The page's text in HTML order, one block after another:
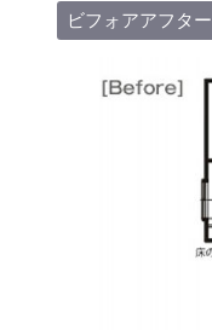
ビフォアアフター